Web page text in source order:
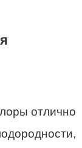
отлично